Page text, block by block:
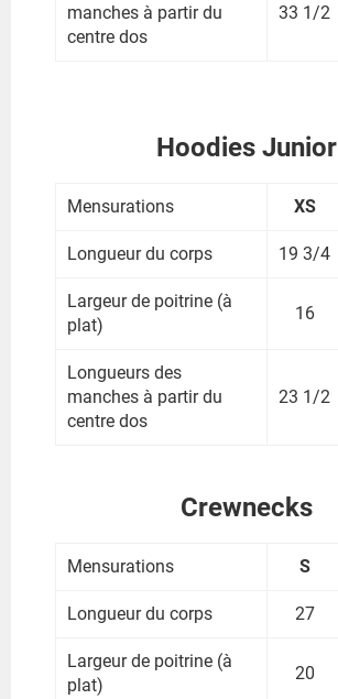
manches à partir du
centre dos
33 1/2
Hoodies Junior
Mensurations XS
Longueur du corps 19 3/4
Largeur de poitrine (à
plat)
16
Longueurs des
manches à partir du
centre dos
23 1/2
Crewnecks
Mensurations S
Longueur du corps 27
Largeur de poitrine (à
plat)
20